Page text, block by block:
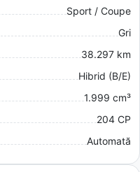
Sport / Coupe
Gri
38.297 km
Hibrid (B/E)
1.999 cm³
204 CP
Automată